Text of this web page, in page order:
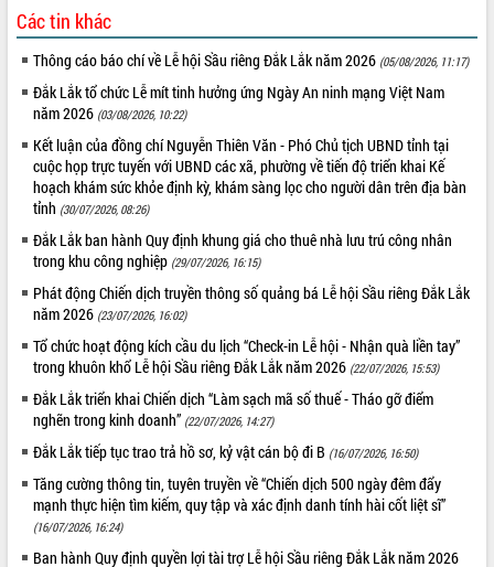
Đề án 06 tạo bước ngoặt đột phá trong
cải cách hành chính tỉnh Đắk Lắk
Kết nối tour, đẩy mạnh chuyển đổi số
để phát triển du lịch Đắk Lắk
Khởi động Dự án Đầu tư xây dựng hạ
tầng kỹ thuật Cụm công nghiệp Tân
Tiến
Gặp mặt các cơ quan báo chí nhân Kỷ
niệm 101 năm Ngày Báo chí Cách
mạng Việt Nam
Đắk Lắk sơ kết 4 năm triển khai thực
hiện Đề án 06 của Chính phủ
Họp báo thông tin về Hội nghị Công bố
Quy hoạch và Xúc tiến đầu tư tỉnh Đắk
Lắk
Khơi thông điểm nghẽn, đẩy nhanh
giải ngân vốn khắc phục thiên tai
HĐND tỉnh thông qua điều chỉnh Quy
hoạch tỉnh thời kỳ 2021-2030
Hội thảo góp ý hồ sơ điều chỉnh quy
hoạch tỉnh Đắk Lắk thời kỳ 2021-2030,
tầm nhìn đến năm 2050
Nâng cao hiệu quả hoạt động của các
Các tin khác
Thông cáo báo chí về Lễ hội Sầu riêng Đắk Lắk năm 2026 (05/08/2026, 11:17)
Đắk Lắk tổ chức Lễ mít tinh hưởng ứng Ngày An ninh mạng Việt Nam
năm 2026 (03/08/2026, 10:22)
Kết luận của đồng chí Nguyễn Thiên Văn - Phó Chủ tịch UBND tỉnh tại
cuộc họp trực tuyến với UBND các xã, phường về tiến độ triển khai Kế
hoạch khám sức khỏe định kỳ, khám sàng lọc cho người dân trên địa bàn
tỉnh (30/07/2026, 08:26)
Đắk Lắk ban hành Quy định khung giá cho thuê nhà lưu trú công nhân
trong khu công nghiệp (29/07/2026, 16:15)
Phát động Chiến dịch truyền thông số quảng bá Lễ hội Sầu riêng Đắk Lắk
năm 2026 (23/07/2026, 16:02)
Tổ chức hoạt động kích cầu du lịch “Check-in Lễ hội - Nhận quà liền tay”
trong khuôn khổ Lễ hội Sầu riêng Đắk Lắk năm 2026 (22/07/2026, 15:53)
Đắk Lắk triển khai Chiến dịch “Làm sạch mã số thuế - Tháo gỡ điểm
nghẽn trong kinh doanh” (22/07/2026, 14:27)
Đắk Lắk tiếp tục trao trả hồ sơ, kỷ vật cán bộ đi B (16/07/2026, 16:50)
Tăng cường thông tin, tuyên truyền về “Chiến dịch 500 ngày đêm đẩy
mạnh thực hiện tìm kiếm, quy tập và xác định danh tính hài cốt liệt sĩ”
(16/07/2026, 16:24)
Ban hành Quy định quyền lợi tài trợ Lễ hội Sầu riêng Đắk Lắk năm 2026